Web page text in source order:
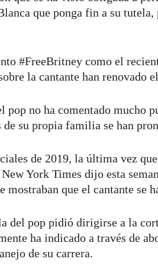
que ponga fin a su
#FreeBritney como el
la cantante han renovado
pop no ha comentado mucho
de su propia familia se han
de 2019, la última vez
York Times dijo esta
mostraban que el cantante se
del pop pidió dirigirse a la
ha indicado a través de
de su carrera.